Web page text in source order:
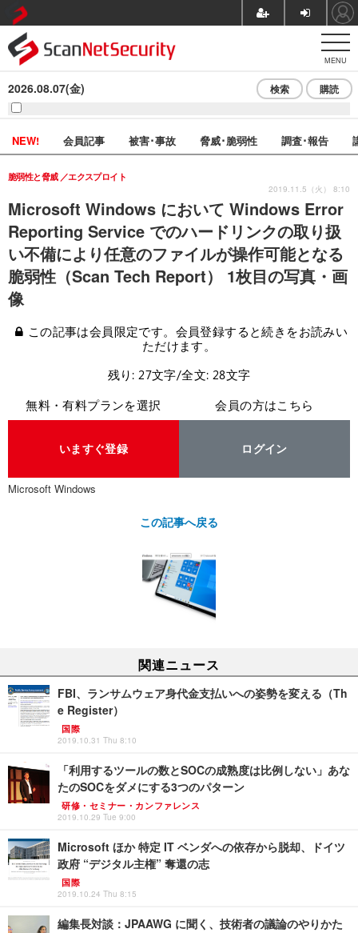
MENU
2026.08.07(金) 検索 購読
NEW! 会員記事 被害･事故 脅威･脆弱性 調査･報告
Microsoft Windows において Windows Error
Reporting Service でのハードリンクの取り扱
い不備により任意のファイルが操作可能となる
脆弱性（Scan Tech Report） 1枚目の写真・画
像
脆弱性と脅威 エクスプロイト
2019.11.5（火） 8:10
この記事は会員限定です。会員登録すると続きをお読みい
ただけます。
残り: 27文字/全文: 28文字
無料・有料プランを選択
いますぐ登録
会員の方はこちら
ログイン
Microsoft Windows
この記事へ戻る
関連ニュース
FBI、ランサムウェア身代金支払いへの姿勢を変える（Th
e Register）
国際
2019.10.31 Thu 8:10
「利用するツールの数とSOCの成熟度は比例しない」あな
たのSOCをダメにする3つのパターン
研修・セミナー・カンファレンス
2019.10.29 Tue 9:00
Microsoft ほか 特定 IT ベンダへの依存から脱却、ドイツ
政府 “デジタル主権” 奪還の志
国際
2019.10.24 Thu 8:15
編集長対談：JPAAWG に聞く、技術者の議論のやりかた